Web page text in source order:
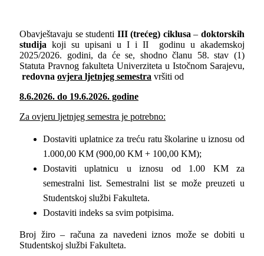
Obavještavaju se studenti III (trećeg) ciklusa –doktorskih
studija koji su upisani u I i II godinu u akademskoj
2025/2026. godini, da će se, shodno članu 58. stav (1)
Statuta Pravnog fakulteta Univerziteta u Istočnom Sarajevu,
redovna ovjera ljetnjeg semestra vršiti od
8.6.2026. do 19.6.2026. godine
Za ovjeru ljetnjeg semestra je potrebno:
Dostaviti uplatnice za treću ratu školarine u iznosu od
1.000,00 KM (900,00 KM + 100,00 KM);
Dostaviti uplatnicu u iznosu od 1.00 KM za
semestralni list. Semestralni list se može preuzeti u
Studentskoj službi Fakulteta.
Dostaviti indeks sa svim potpisima.
Broj žiro – računa za navedeni iznos može se dobiti u
Studentskoj službi Fakulteta.